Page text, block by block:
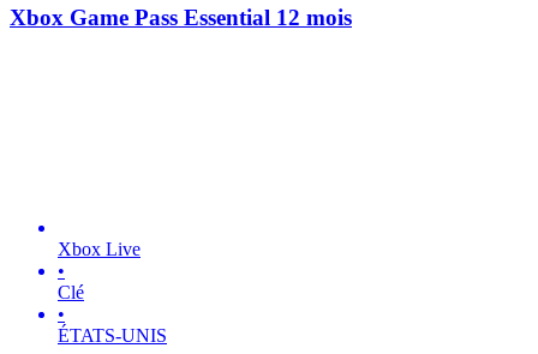
Xbox Game Pass Essential 12 mois
Xbox Live
•
Clé
•
ÉTATS-UNIS